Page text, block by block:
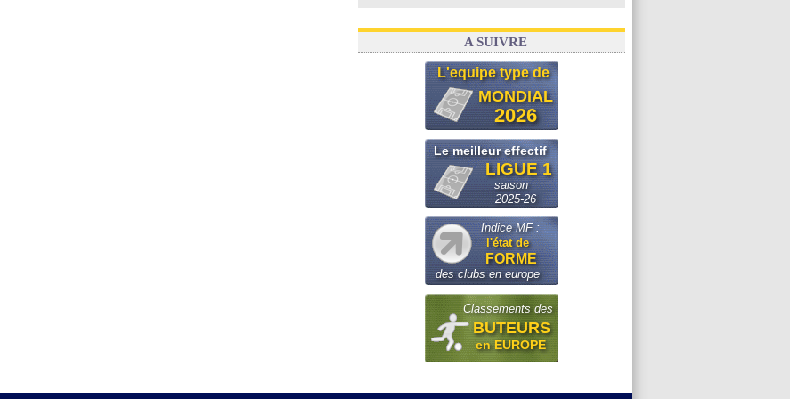
A SUIVRE
L'equipe type de
MONDIAL
2026
Le meilleur effectif
LIGUE 1
saison
2025-26
Indice MF :
l'état de
FORME
des clubs en europe
Classements des
BUTEURS
en EUROPE